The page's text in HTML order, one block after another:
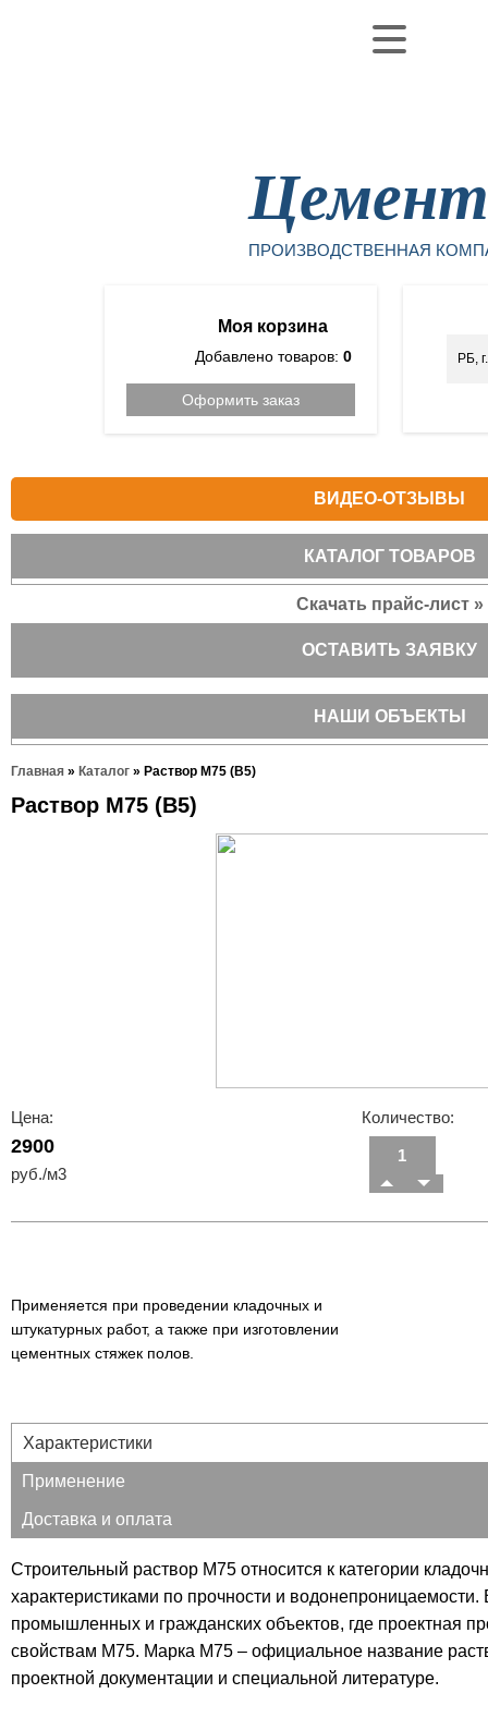
Цемент
ПРОИЗВОДСТВЕННАЯ
Моя корзина
Добавлено товаров: 0
Оформить заказ
РБ,
ВИДЕО-ОТЗЫВЫ
КАТАЛОГ ТОВАРОВ
Скачать прайс-лист »
ОСТАВИТЬ ЗАЯВКУ
НАШИ ОБЪЕКТЫ
Главная » Каталог » Раствор М75 (В5)
Раствор М75 (В5)
Цена:
2900
руб./м3
Количество:
Применяется при проведении кладочных и
штукатурных работ, а также при изготовлении
цементных стяжек полов.
Характеристики
Применение
Доставка и оплата
Строительный раствор М75 относится к категории
характеристиками по прочности и водонепроницаемости.
промышленных и гражданских объектов, где проектная
свойствам М75. Марка М75 – официальное название
проектной документации и специальной литературе.